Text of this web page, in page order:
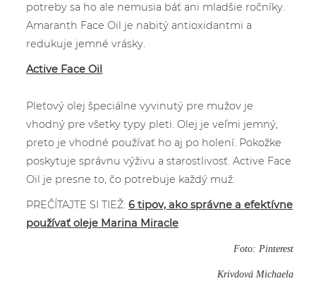
potreby sa ho ale nemusia báť ani mladšie ročníky.
Amaranth Face Oil je nabitý antioxidantmi a
redukuje jemné vrásky.
Active Face Oil
Pleťový olej špeciálne vyvinutý pre mužov je
vhodný pre všetky typy pleti. Olej je veľmi jemný,
preto je vhodné používať ho aj po holení. Pokožke
poskytuje správnu výživu a starostlivosť. Active Face
Oil je presne to, čo potrebuje každý muž.
PREČÍTAJTE SI TIEŽ:6 tipov, ako správne a efektívne
používať oleje Marina Miracle
Foto: Pinterest
Krivdová Michaela